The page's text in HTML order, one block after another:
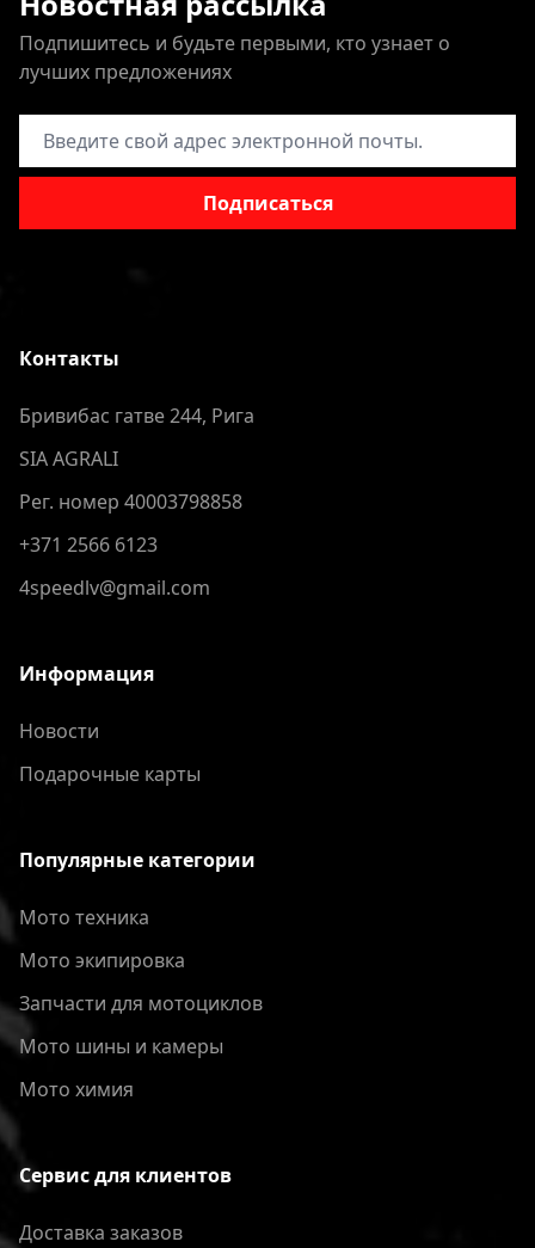
Подпишитесь и будьте первыми, кто узнает о
лучших предложениях
Адрес электронной почты
Подписаться
Контакты
Бривибас гатве 244, Рига
SIA AGRALI
Рег. номер 40003798858
+371 2566 6123
4speedlv@gmail.com
Информация
Новости
Подарочные карты
Популярные категории
Мото техника
Мото экипировка
Запчасти для мотоциклов
Мото шины и камеры
Мото химия
Сервис для клиентов
Доставка заказов